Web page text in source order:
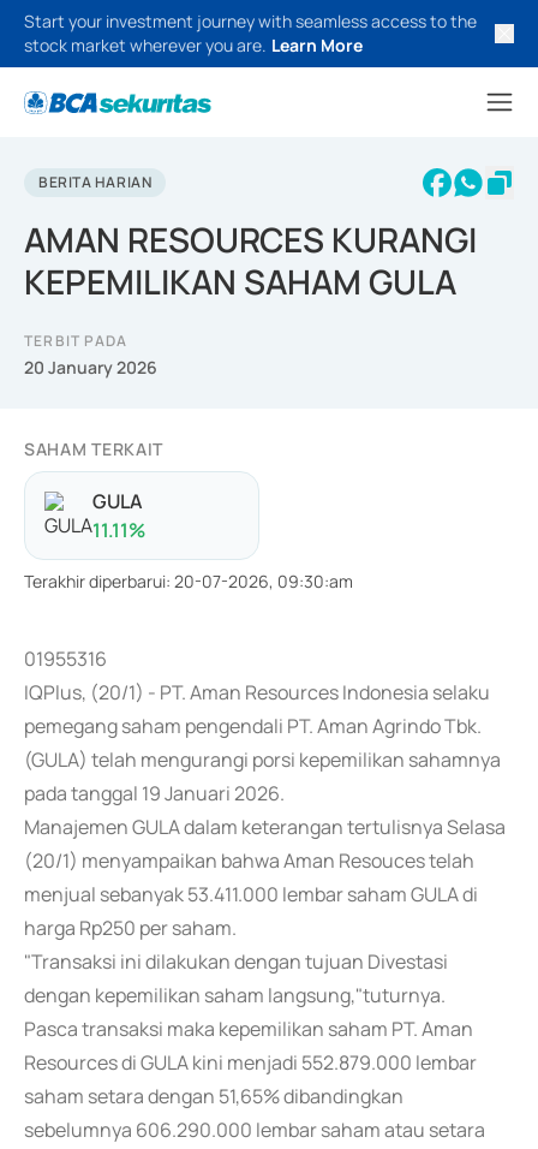
Start your investment journey with seamless access to the
stock market wherever you are. Learn More
BERITA HARIAN
AMAN RESOURCES KURANGI
KEPEMILIKAN SAHAM GULA
TERBIT PADA
20 January 2026
SAHAM TERKAIT
GULA
11.11%
Terakhir diperbarui: 20-07-2026, 09:30:am
01955316
IQPlus, (20/1) - PT. Aman Resources Indonesia selaku
pemegang saham pengendali PT. Aman Agrindo Tbk.
(GULA) telah mengurangi porsi kepemilikan sahamnya
pada tanggal 19 Januari 2026.
Manajemen GULA dalam keterangan tertulisnya Selasa
(20/1) menyampaikan bahwa Aman Resouces telah
menjual sebanyak 53.411.000 lembar saham GULA di
harga Rp250 per saham.
"Transaksi ini dilakukan dengan tujuan Divestasi
dengan kepemilikan saham langsung,"tuturnya.
Pasca transaksi maka kepemilikan saham PT. Aman
Resources di GULA kini menjadi 552.879.000 lembar
saham setara dengan 51,65% dibandingkan
sebelumnya 606.290.000 lembar saham atau setara